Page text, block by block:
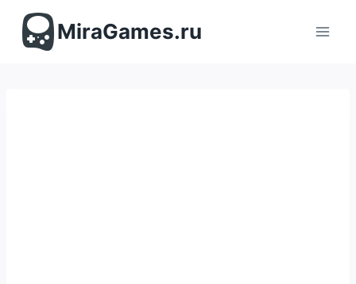
содержимомуMiraGames.ru